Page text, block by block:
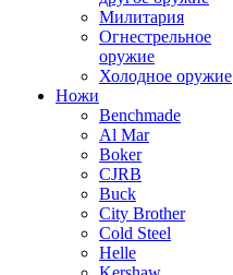
Милитария
Огнестрельное
оружие
Холодное оружие
Ножи
Benchmade
Al Mar
Boker
CJRB
Buck
City Brother
Cold Steel
Helle